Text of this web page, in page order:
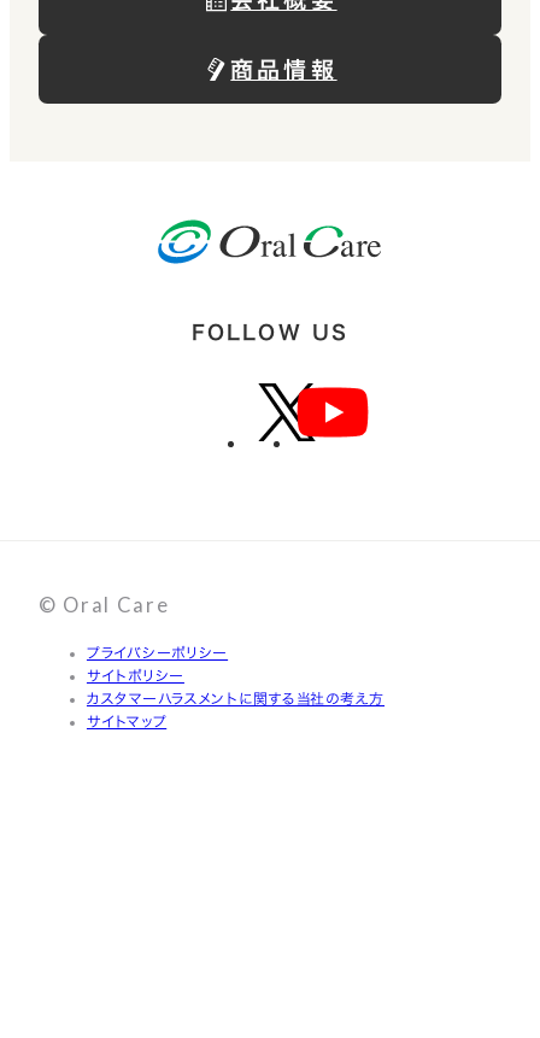
商品情報
FOLLOW US
© Oral Care
プライバシーポリシー
サイトポリシー
カスタマーハラスメントに関する当社の考え方
サイトマップ